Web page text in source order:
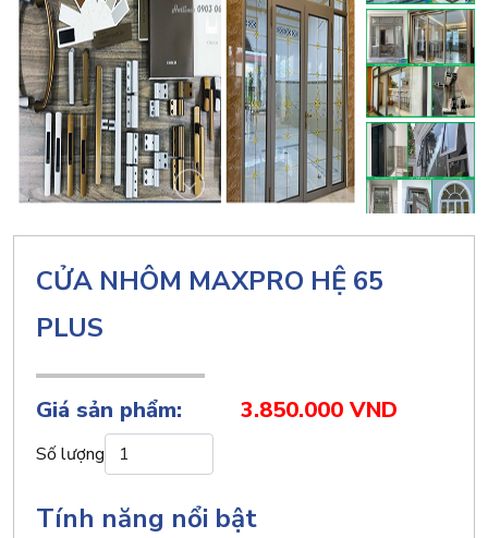
CỬA NHÔM MAXPRO HỆ 65
PLUS
Giá sản phẩm: 3.850.000 VND
Số lượng
Tính năng nổi bật